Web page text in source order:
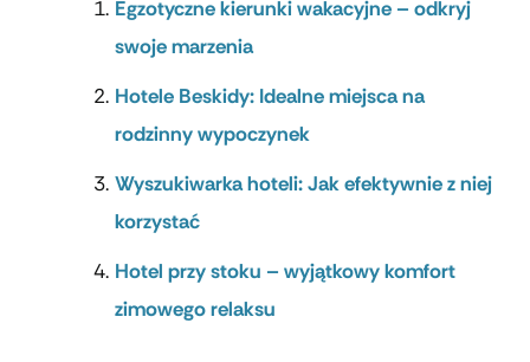
Egzotyczne kierunki wakacyjne – odkryj
swoje marzenia
Hotele Beskidy: Idealne miejsca na
rodzinny wypoczynek
Wyszukiwarka hoteli: Jak efektywnie z niej
korzystać
Hotel przy stoku – wyjątkowy komfort
zimowego relaksu